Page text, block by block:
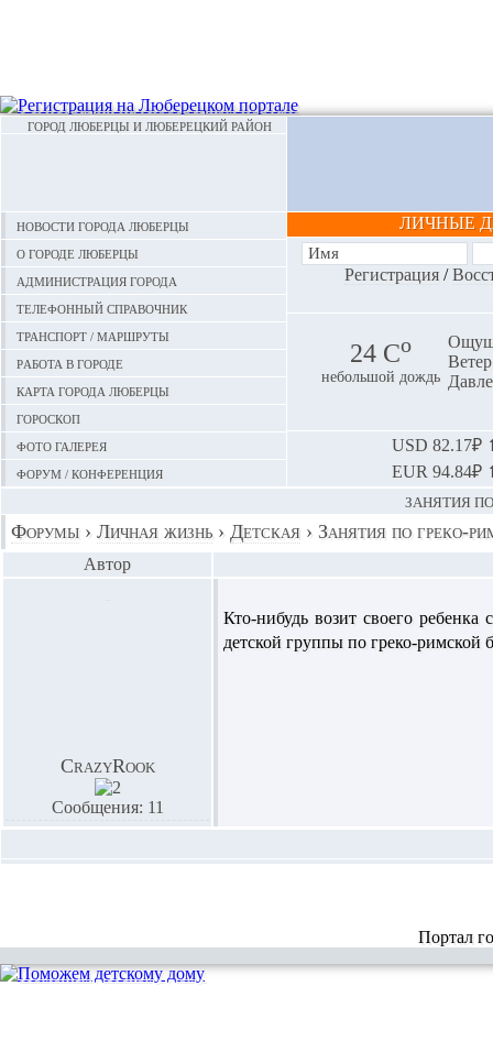
ГОРОД ЛЮБЕРЦЫ И ЛЮБЕРЕЦКИЙ РАЙОН
Новости города Люберцы
О городе Люберцы
Администрация города
Телефонный справочник
Транспорт / маршруты
Работа в городе
Карта города Люберцы
Гороскоп
Фото галерея
Форум / конференция
ЛИЧНЫЕ
Регистрация/
24 Сo
небольшой дождь
USD 82.17₽
EUR 94.84₽
ЗАНЯТИЯ
Форумы › Личная жизнь › Детская › Занятия по греко-
Автор
CrazyRook
Сообщения: 11
Кто-нибудь возит своего
детской группы по греко-римской
Портал